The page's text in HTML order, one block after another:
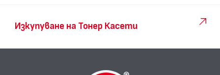
Изкупуване на Тонер Касети